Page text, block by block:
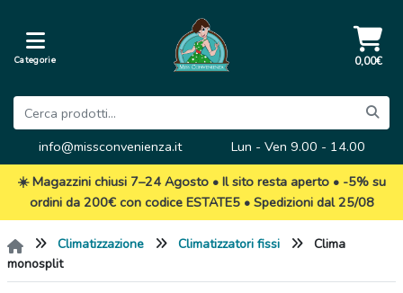
Categorie 0,00€
info@missconvenienza.it
Lun - Ven 9.00 - 14.00
☀️ Magazzini chiusi 7–24 Agosto • Il sito resta aperto • -5% su
ordini da 200€ con codice ESTATE5 • Spedizioni dal 25/08
Climatizzazione Climatizzatori fissi
Clima
monosplit